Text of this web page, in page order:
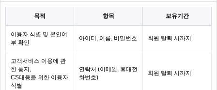
목적 항목 보유기간
이용자 식별 및 본인여
부 확인
아이디, 이름, 비밀번호 회원 탈퇴 시까지
고객서비스 이용에 관
한 통지,
CS대응을 위한 이용자
식별
연락처 (이메일, 휴대전
화번호)
회원 탈퇴 시까지